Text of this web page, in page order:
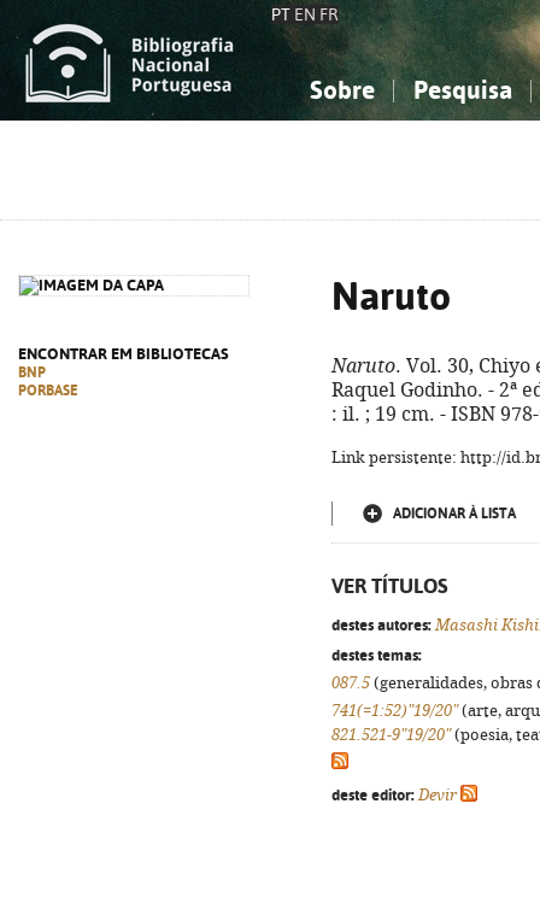
PT EN FR
Sobre Pesquisa
ENCONTRAR EM BIBLIOTECAS
BNP
PORBASE
Naruto
Naruto. Vol. 30,
Raquel Godinho. - 2ª
: il. ; 19 cm. - ISBN
Link persistente: http://
ADICIONAR À LISTA
VER TÍTULOS
destes autores: Masashi
destes temas:
087.5 (generalidades,
741(=1:52)"19/20"(arte,
821.521-9"19/20"(poesia,
deste editor: Devir